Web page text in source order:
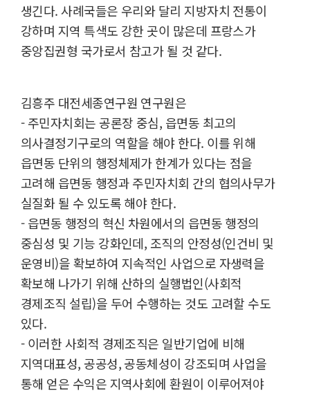
생긴다. 사례국들은 우리와 달리 지방자치 전통이
강하며 지역 특색도 강한 곳이 많은데 프랑스가
중앙집권형 국가로서 참고가 될 것 같다.
김흥주 대전세종연구원 연구원은
- 주민자치회는 공론장 중심, 읍면동 최고의
의사결정기구로의 역할을 해야 한다. 이를 위해
읍면동 단위의 행정체제가 한계가 있다는 점을
고려해 읍면동 행정과 주민자치회 간의 협의사무가
실질화 될 수 있도록 해야 한다.
- 읍면동 행정의 혁신 차원에서의 읍면동 행정의
중심성 및 기능 강화인데, 조직의 안정성(인건비 및
운영비)을 확보하여 지속적인 사업으로 자생력을
확보해 나가기 위해 산하의 실행법인(사회적
경제조직 설립)을 두어 수행하는 것도 고려할 수도
있다.
- 이러한 사회적 경제조직은 일반기업에 비해
지역대표성, 공공성, 공동체성이 강조되며 사업을
통해 얻은 수익은 지역사회에 환원이 이루어져야